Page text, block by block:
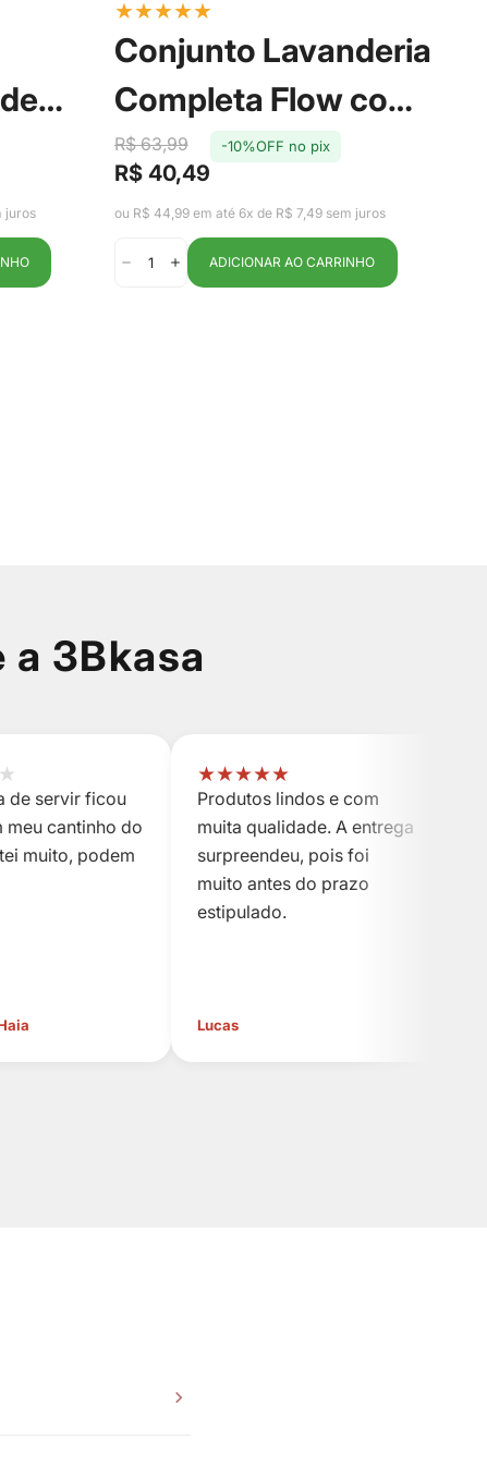
- Ou
juros
★★★★★
Conjunto Lavanderia
Completa Flow com
3 Peças Bege - Ou
Preço
de
R$ 40,49
Preço
regular
R$ 63,99 -10%OFF no pix
ou R$ 44,99 em até 6x de R$ 7,49 sem juros
ADICIONAR AO CARRINHO
3Bkasa
★
de servir ficou
meu cantinho do
muito, podem
★★★★★
Produtos lindos e com
muita qualidade. A entrega
surpreendeu, pois foi
muito antes do prazo
estipulado.
Lucas